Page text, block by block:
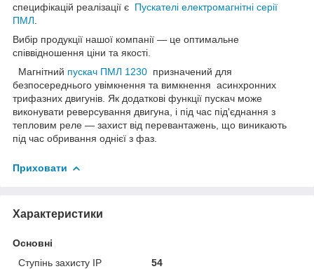
специфікацій реалізації є Пускателі електромагнітні серії
ПМЛ
Вибір продукції нашої компанії — це оптимальне
співвідношення ціни та якості.
Магнітний пускач ПМЛ 1230 призначений для
безпосереднього увімкнення та вимкнення асинхронних
трифазних двигунів. Як додаткові функції пускач може
виконувати реверсування двигуна, і під час під'єднання з
тепловим реле — захист від перевантажень, що виникають
під час обривання однієї з фаз.
Приховати
Характеристики
Основні
Ступінь захисту IP
54